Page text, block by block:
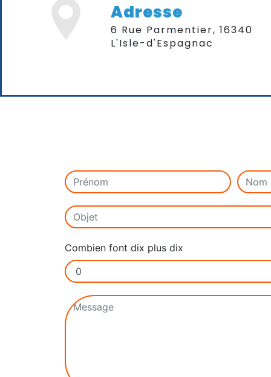
Adresse
6 Rue Parmentier, 16340
L'Isle-d'Espagnac
Combien font dix plus dix